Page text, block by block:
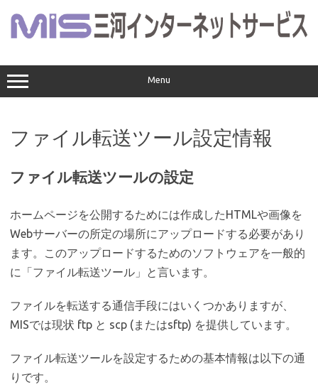
ス
キ
ッ
Menu
ファイル転送ツール設定情報
ファイル転送ツールの設定
ホームページを公開するためには作成したHTMLや画像を
Webサーバーの所定の場所にアップロードする必要があり
ます。このアップロードするためのソフトウェアを一般的
に「ファイル転送ツール」と言います。
ファイルを転送する通信手段にはいくつかありますが、
MISでは現状 ftp と scp (またはsftp) を提供しています。
ファイル転送ツールを設定するための基本情報は以下の通
りです。